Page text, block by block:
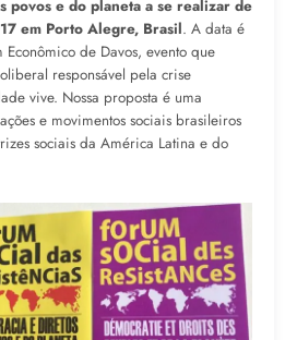
povos e do planeta a se realizar de
em Porto Alegre, Brasil. A data é
de Davos, evento que
responsável pela crise
vive. Nossa proposta é uma
e movimentos sociais brasileiros
sociais da América Latina e do